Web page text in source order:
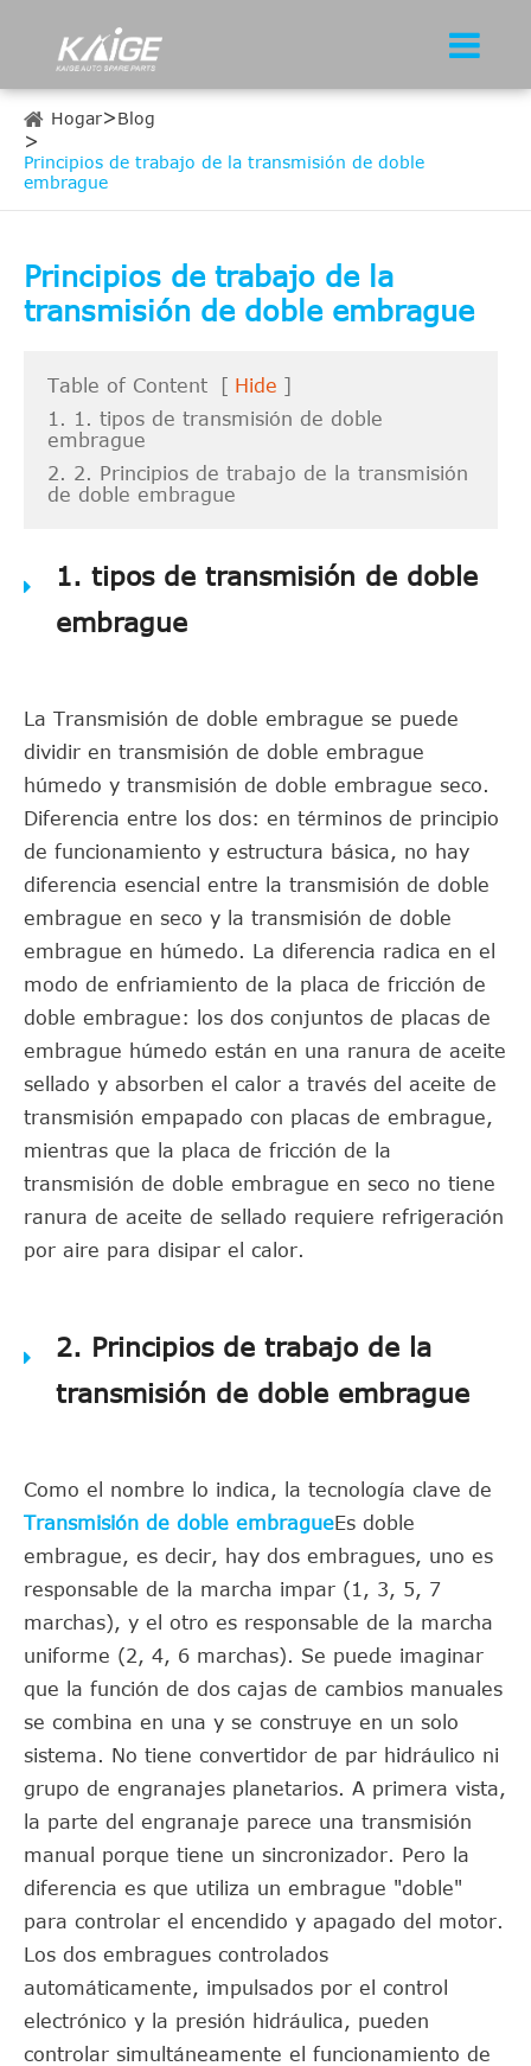
Hogar Blog
Principios de trabajo de la transmisión de doble
embrague
Principios de trabajo de la
transmisión de doble embrague
Table of Content [ Hide ]
1. 1. tipos de transmisión de doble
embrague
2. 2. Principios de trabajo de la transmisión
de doble embrague
1. tipos de transmisión de doble
embrague
La Transmisión de doble embrague se puede
dividir en transmisión de doble embrague
húmedo y transmisión de doble embrague seco.
Diferencia entre los dos: en términos de principio
de funcionamiento y estructura básica, no hay
diferencia esencial entre la transmisión de doble
embrague en seco y la transmisión de doble
embrague en húmedo. La diferencia radica en el
modo de enfriamiento de la placa de fricción de
doble embrague: los dos conjuntos de placas de
embrague húmedo están en una ranura de aceite
sellado y absorben el calor a través del aceite de
transmisión empapado con placas de embrague,
mientras que la placa de fricción de la
transmisión de doble embrague en seco no tiene
ranura de aceite de sellado requiere refrigeración
por aire para disipar el calor.
2. Principios de trabajo de la
transmisión de doble embrague
Como el nombre lo indica, la tecnología clave de
Transmisión de doble embragueEs doble
embrague, es decir, hay dos embragues, uno es
responsable de la marcha impar (1, 3, 5, 7
marchas), y el otro es responsable de la marcha
uniforme (2, 4, 6 marchas). Se puede imaginar
que la función de dos cajas de cambios manuales
se combina en una y se construye en un solo
sistema. No tiene convertidor de par hidráulico ni
grupo de engranajes planetarios. A primera vista,
la parte del engranaje parece una transmisión
manual porque tiene un sincronizador. Pero la
diferencia es que utiliza un embrague "doble"
para controlar el encendido y apagado del motor.
Los dos embragues controlados
automáticamente, impulsados por el control
electrónico y la presión hidráulica, pueden
controlar simultáneamente el funcionamiento de